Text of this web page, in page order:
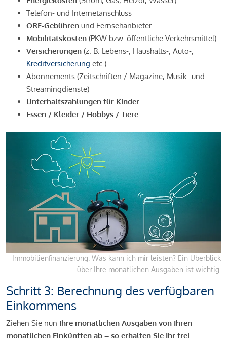
Telefon- und Internetanschluss
ORF-Gebühren und Fernsehanbieter
Mobilitätskosten (PKW bzw. öffentliche Verkehrsmittel)
Versicherungen (z. B. Lebens-, Haushalts-, Auto-,
Kreditversicherung etc.)
Abonnements (Zeitschriften / Magazine, Musik- und
Streamingdienste)
Unterhaltszahlungen für Kinder
Essen / Kleider / Hobbys / Tiere.
Immobilienfinanzierung: Was kann ich mir leisten? Ein Überblick
über Ihre monatlichen Ausgaben ist wichtig.
Schritt 3: Berechnung des verfügbaren
Einkommens
Ziehen Sie nun Ihre monatlichen Ausgaben von Ihren
monatlichen Einkünften ab – so erhalten Sie Ihr frei